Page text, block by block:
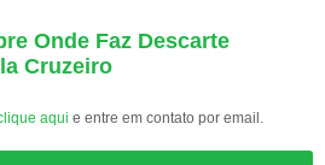
Onde Faz Descarte
Cruzeiro
aqui e entre em contato por email.